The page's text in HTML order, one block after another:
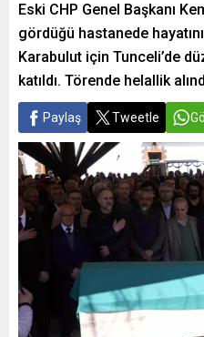
Eski CHP Genel Başkanı
gördüğü hastanede
Karabulut için Tunceli’de
katıldı. Törende helallik
Paylaş Tweetle